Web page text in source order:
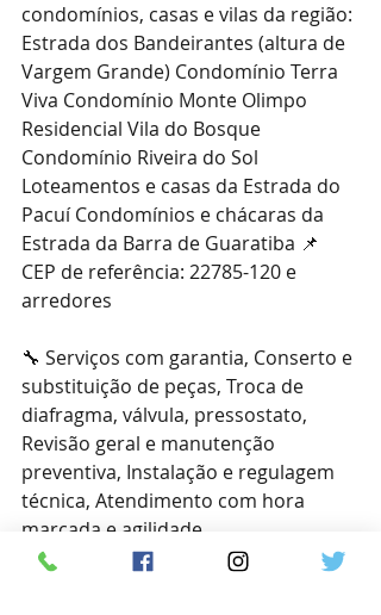
condomínios, casas e vilas da região:
Estrada dos Bandeirantes (altura de
Vargem Grande) Condomínio Terra
Viva Condomínio Monte Olimpo
Residencial Vila do Bosque
Condomínio Riveira do Sol
Loteamentos e casas da Estrada do
Pacuí Condomínios e chácaras da
Estrada da Barra de Guaratiba 📌
CEP de referência: 22785-120 e
arredores
🔧 Serviços com garantia, Conserto e
substituição de peças, Troca de
diafragma, válvula, pressostato,
Revisão geral e manutenção
preventiva, Instalação e regulagem
técnica, Atendimento com hora
marcada e agilidade